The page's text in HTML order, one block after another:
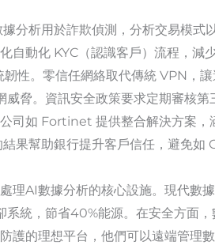
分析用於詐欺偵測，分析交易模
自動化 KYC（認識客戶）流程，
性。零信任網絡取代傳統 VPN，
脅。資訊安全政策要求定期審核
司如 Fortinet 提供整合解決方案
果幫助銀行提升客戶信任，避免如
理AI數據分析的核心設施。現代數
統，節省40%能源。在安全方面
護的理想平台，他們可以遠端管理